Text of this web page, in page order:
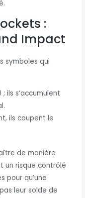
:
Impact
symboles qui
ils s’accumulent
ils coupent le
de manière
un risque contrôlé
pour qu’une
leur solde de